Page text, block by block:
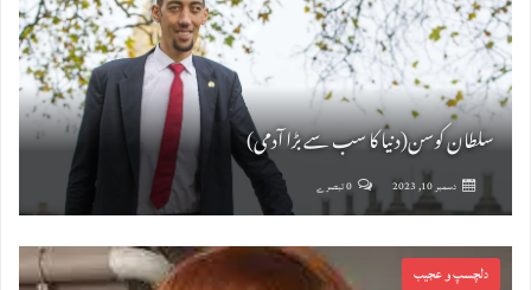
سلطان کوسن(دنیا کا سب سے بڑا آدمی)
دسمبر 10, 2023 0 تبصرے
دلچسپ و عجیب